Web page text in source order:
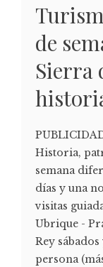
de
Sierra
Historia,
semana
días y una
visitas
Ubrique -
Rey
persona